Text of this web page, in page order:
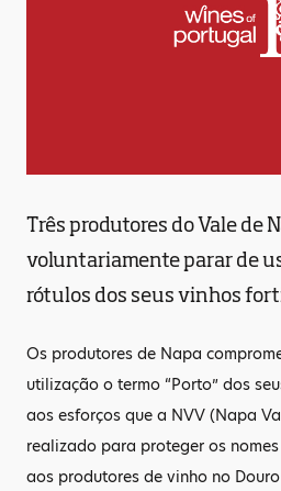
Três produtores do Vale de
voluntariamente parar de
rótulos dos seus vinhos
Os produtores de Napa
utilização o termo “Porto” dos
aos esforços que a NVV (Napa
realizado para proteger os
aos produtores de vinho no